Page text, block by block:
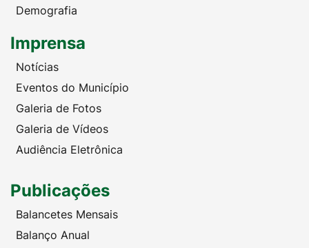
Demografia
Imprensa
Notícias
Eventos do Município
Galeria de Fotos
Galeria de Vídeos
Audiência Eletrônica
Publicações
Balancetes Mensais
Balanço Anual